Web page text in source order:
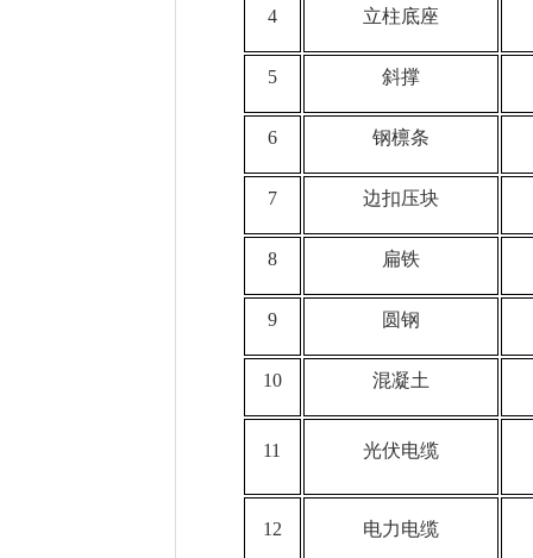
4 立柱底座
5 斜撑
6 钢檩条
7 边扣压块
8 扁铁
9 圆钢
10 混凝土
11 光伏电缆
12 电力电缆